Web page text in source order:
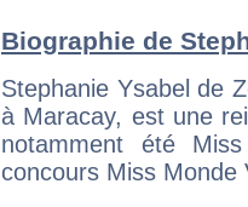
Biographie de
Stephanie Ysabel de
à Maracay, est une
notamment été
concours Miss Monde